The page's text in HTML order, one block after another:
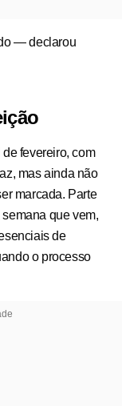
— declarou
fevereiro, com
mas ainda não
marcada. Parte
que vem,
de
o processo